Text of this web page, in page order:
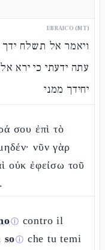
EBRAICO (MT)
ויאמר אל תשלח
עתה ידעתי כי ירא
יחידך ממני
σου ἐπὶ τὸ
νῦν γὰρ
οὐκ ἐφείσω τοῦ
ⓘ contro il
soⓘ che tu temi